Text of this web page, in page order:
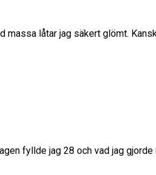
låtar jag säkert glömt.
fyllde jag 28 och vad jag